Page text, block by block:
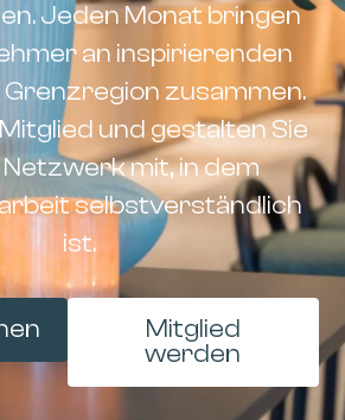
Jeden Monat bringen
an inspirierenden
zusammen.
und gestalten Sie
Netzwerk mit, in dem
selbstverständlich
ist.
Mitglied
werden